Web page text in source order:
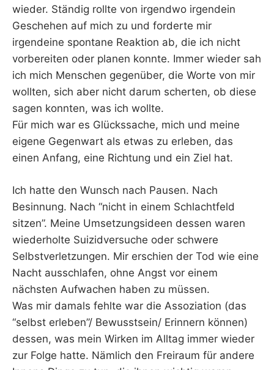
wieder. Ständig rollte von irgendwo irgendein
Geschehen auf mich zu und forderte mir
irgendeine spontane Reaktion ab, die ich nicht
vorbereiten oder planen konnte. Immer wieder sah
ich mich Menschen gegenüber, die Worte von mir
wollten, sich aber nicht darum scherten, ob diese
sagen konnten, was ich wollte.
Für mich war es Glückssache, mich und meine
eigene Gegenwart als etwas zu erleben, das
einen Anfang, eine Richtung und ein Ziel hat.
Ich hatte den Wunsch nach Pausen. Nach
Besinnung. Nach “nicht in einem Schlachtfeld
sitzen”. Meine Umsetzungsideen dessen waren
wiederholte Suizidversuche oder schwere
Selbstverletzungen. Mir erschien der Tod wie eine
Nacht ausschlafen, ohne Angst vor einem
nächsten Aufwachen haben zu müssen.
Was mir damals fehlte war die Assoziation (das
“selbst erleben”/ Bewusstsein/ Erinnern können)
dessen, was mein Wirken im Alltag immer wieder
zur Folge hatte. Nämlich den Freiraum für andere